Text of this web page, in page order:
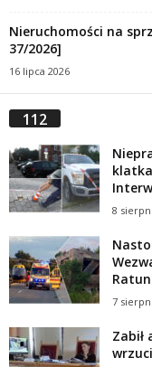
Nieruchomości na
37/2026]
16 lipca 2026
112
8
7
Zabił